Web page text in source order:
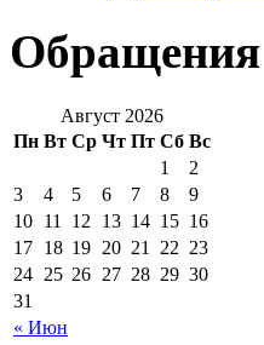
Обращения
Август 2026
Пн Вт Ср Чт Пт Сб Вс
« Июн
1
2
3
4 5 6 7 8
9
10 11 12 13 14 15 16
17 18 19 20 21 22 23
24 25 26 27 28 29 30
31